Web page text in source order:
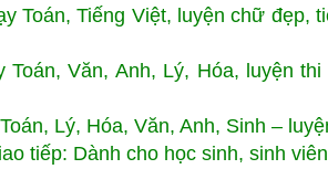
Toán, Tiếng Việt, luyện chữ
Toán, Văn, Anh, Lý, Hóa, luyện
Lý, Hóa, Văn, Anh, Sinh –
tiếp: Dành cho học sinh, sinh